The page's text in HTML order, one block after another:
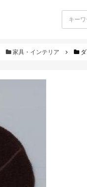
家具・インテリア